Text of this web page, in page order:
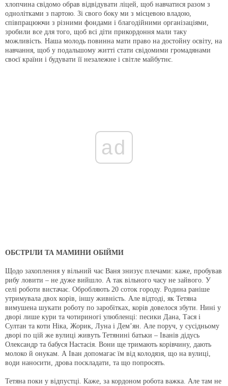
хлопчина свідомо обрав відвідувати ліцей, щоб навчатися разом з
однолітками з партою. Зі свого боку ми з місцевою владою,
співпрацюючи з різними фондами і благодійними організаціями,
зробили все для того, щоб всі діти прикордоння мали таку
можливість. Наша молодь повинна мати право на достойну освіту, на
навчання, щоб у подальшому житті стати свідомими громадянами
своєї країни і будувати її незалежне і світле майбутнє.
ad
ОБСТРІЛИ ТА МАМИНИ ОБІЙМИ
Щодо захоплення у вільний час Ваня знизує плечами: каже, пробував
рибу ловити – не дуже вийшло. А так вільного часу не зайвого. У
селі роботи вистачає. Обробляють 20 соток городу. Родина раніше
утримувала двох корів, іншу живність. Але відтоді, як Тетяна
вимушена шукати роботу по заробітках, корів довелося збути. Нині у
дворі лише кури та чотириногі улюбленці: песики Дана, Тася і
Султан та коти Ніка, Жорик, Луна і Дем’ян. Але поруч, у сусідньому
дворі по цій же вулиці живуть Тетянині батьки – Іванів дідусь
Олександр та бабуся Настасія. Вони ще тримають корівчину, дають
молоко й онукам. А Іван допомагає їм від колодязя, що на вулиці,
води наносити, дрова поскладати, та що попросять.
Тетяна поки у відпустці. Каже, за кордоном робота важка. Але там не